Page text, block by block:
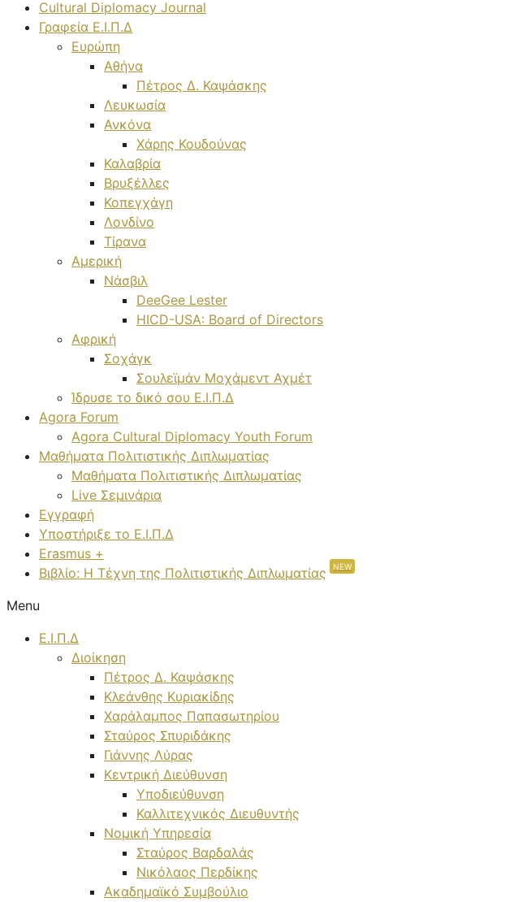
Cultural Diplomacy Journal
Γραφεία Ε.Ι.Π.Δ
Ευρώπη
Αθήνα
Πέτρος Δ. Καψάσκης
Λευκωσία
Ανκόνα
Χάρης Κουδούνας
Καλαβρία
Βρυξέλλες
Κοπεγχάγη
Λονδίνο
Τίρανα
Αμερική
Νάσβιλ
DeeGee Lester
HICD-USA: Board of Directors
Αφρική
Σοχάγκ
Σουλεϊμάν Μοχάμεντ Αχμέτ
Ίδρυσε το δικό σου Ε.Ι.Π.Δ
Agora Forum
Agora Cultural Diplomacy Youth Forum
Μαθήματα Πολιτιστικής Διπλωματίας
Μαθήματα Πολιτιστικής Διπλωματίας
Live Σεμινάρια
Εγγραφή
Υποστήριξε το Ε.Ι.Π.Δ
Erasmus +
Βιβλίο: Η Τέχνη της Πολιτιστικής Διπλωματίας
NEW
Menu
Ε.Ι.Π.Δ
Διοίκηση
Πέτρος Δ. Καψάσκης
Κλεάνθης Κυριακίδης
Χαράλαμπος Παπασωτηρίου
Σταύρος Σπυριδάκης
Γιάννης Λύρας
Κεντρική Διεύθυνση
Υποδιεύθυνση
Καλλιτεχνικός Διευθυντής
Νομική Υπηρεσία
Σταύρος Βαρδαλάς
Νικόλαος Περδίκης
Ακαδημαϊκό Συμβούλιο